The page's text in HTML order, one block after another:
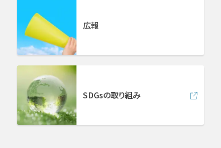
中央手術部
急病救急センター
集中治療センター
広報
SDGsの取り組み